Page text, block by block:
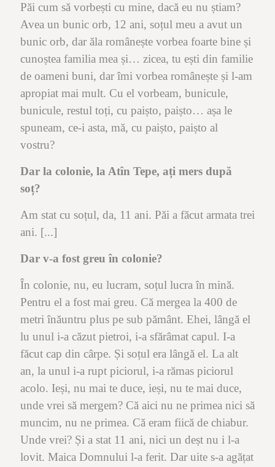
Păi cum să vorbești cu mine, dacă eu nu știam?
Avea un bunic orb, 12 ani, soțul meu a avut un
bunic orb, dar ăla românește vorbea foarte bine și
cunoștea familia mea și… zicea, tu ești din familie
de oameni buni, dar îmi vorbea românește și l-am
apropiat mai mult. Cu el vorbeam, bunicule,
bunicule, restul toți, cu paișto, paișto… așa le
spuneam, ce-i asta, mă, cu paișto, paișto al
vostru?
Dar la colonie, la Atîn Tepe, ați mers după
soț?
Am stat cu soțul, da, 11 ani. Păi a făcut armata trei
ani. [...]
Dar v-a fost greu în colonie?
În colonie, nu, eu lucram, soțul lucra în mină.
Pentru el a fost mai greu. Că mergea la 400 de
metri înăuntru plus pe sub pământ. Ehei, lângă el
lu unul i-a căzut pietroi, i-a sfărâmat capul. I-a
făcut cap din cârpe. Și soțul era lângă el. La alt
an, la unul i-a rupt piciorul, i-a rămas piciorul
acolo. Ieși, nu mai te duce, ieși, nu te mai duce,
unde vrei să mergem? Că aici nu ne primea nici să
muncim, nu ne primea. Că eram fiică de chiabur.
Unde vrei? Și a stat 11 ani, nici un deșt nu i l-a
lovit. Maica Domnului l-a ferit. Dar uite s-a agățat